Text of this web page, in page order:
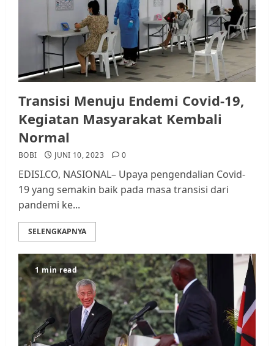
Transisi Menuju Endemi Covid-19,
Kegiatan Masyarakat Kembali
Normal
BOBI JUNI 10, 2023 0
EDISI.CO, NASIONAL– Upaya pengendalian Covid-
19 yang semakin baik pada masa transisi dari
pandemi ke...
SELENGKAPNYA
1 min read